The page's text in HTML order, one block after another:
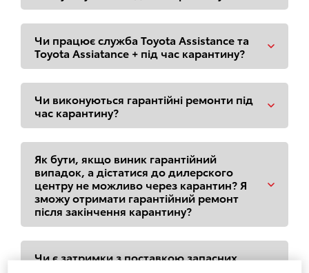
Чи працює служба Toyota Assistance та
Toyota Assiatance + під час карантину?
Чи виконуються гарантійні ремонти під
час карантину?
Як бути, якщо виник гарантійний
випадок, а дістатися до дилерского
центру не можливо через карантин? Я
зможу отримати гарантійний ремонт
після закінчення карантину?
Чи є затримки з поставкою запасних